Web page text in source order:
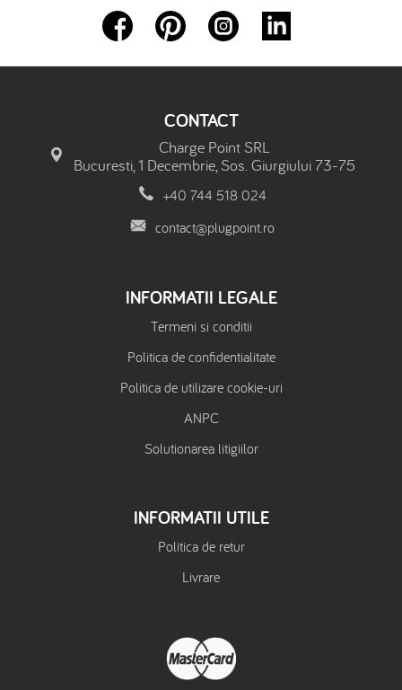
CONTACT
Charge Point SRL
Bucuresti, 1 Decembrie, Sos. Giurgiului 73-75
+40 744 518 024
contact@plugpoint.ro
INFORMATII LEGALE
Termeni si conditii
Politica de confidentialitate
Politica de utilizare cookie-uri
ANPC
Solutionarea litigiilor
INFORMATII UTILE
Politica de retur
Livrare